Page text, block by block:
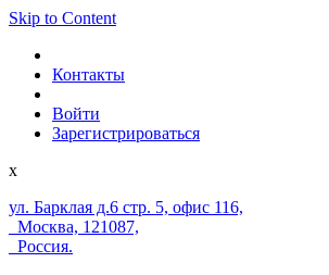
Skip to Content
Контакты
Войти
Зарегистрироваться
x
ул. Барклая д.6 стр. 5, офис 116,
Москва, 121087,
Россия.